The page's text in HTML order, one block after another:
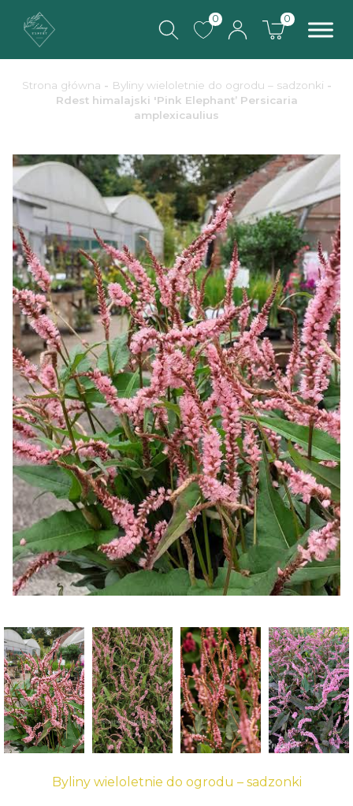
0 0
Strona główna - Byliny wieloletnie do ogrodu – sadzonki -
Rdest himalajski 'Pink Elephant’ Persicaria
amplexicaulius
Byliny wieloletnie do ogrodu – sadzonki